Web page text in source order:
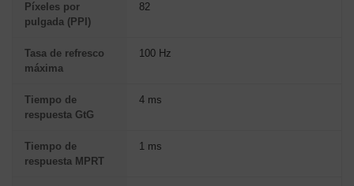
Píxeles por
pulgada (PPI)
82
Tasa de refresco
máxima
100 Hz
Tiempo de
respuesta GtG
4 ms
Tiempo de
respuesta MPRT
1 ms